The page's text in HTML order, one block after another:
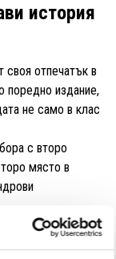
история
своя отпечатък в
поредно издание,
не само в клас
с второ
място в